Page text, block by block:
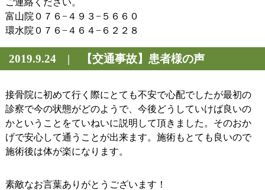
ご連絡ください。
富山院０７６−４９３−５６６０
環水院０７６−４６４−６２２８
2019.9.24 | 【交通事故】患者様の声
接骨院に初めて行く際にとても不安で心配でしたが最初の
診察で今の状態がどのようで、今後どうしていけば良いの
かということをていねいに説明して頂きました。そのおか
げで安心して通うことが出来ます。施術もとても良いので
施術後は体が楽になります。
素敵なお言葉ありがとうございます！